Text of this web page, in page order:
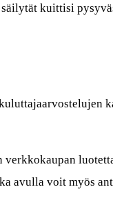
kuittisi
avulla voit myös